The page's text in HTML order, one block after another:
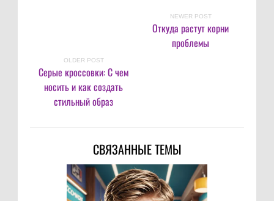
NEWER POST
Откуда растут корни
проблемы
OLDER POST
Серые кроссовки: С чем
носить и как создать
стильный образ
СВЯЗАННЫЕ ТЕМЫ